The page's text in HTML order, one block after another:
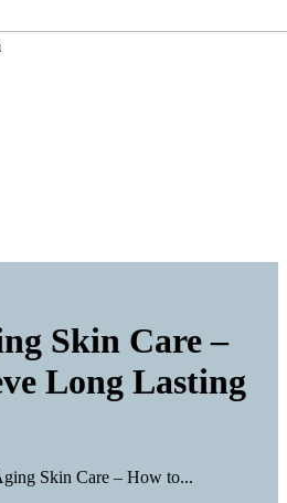
Skin Care –
Long Lasting
Skin Care – How to...